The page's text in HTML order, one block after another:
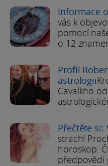
Informace
vás k
pomocí
o 12
Profil
astrologii
Cavalliho
Přečtěte si:
strach!
horoskop.
předpovědi